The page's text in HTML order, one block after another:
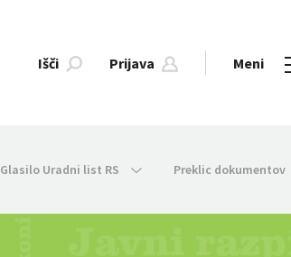
Išči Prijava Meni
Glasilo Uradni list RS Preklic dokumentov